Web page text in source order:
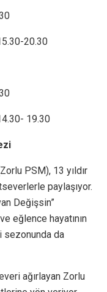
20.30
19.30
PSM), 13 yıldır
paylaşıyor.
Değişsin”
eğlence hayatının
sezonunda da
ağırlayan Zorlu